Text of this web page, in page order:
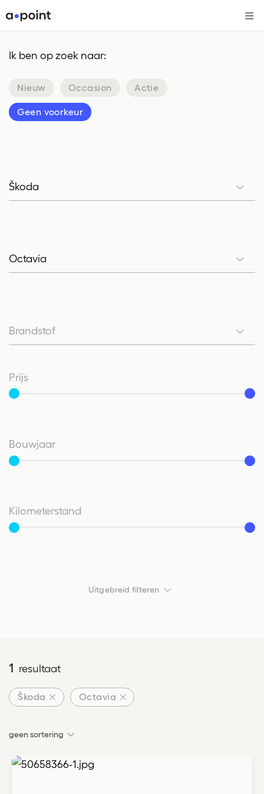
Ik ben op zoek naar:
Nieuw Occasion Actie
Geen voorkeur
Škoda
Merk
Octavia
Model
Brandstof
Brandstof
Prijs
Vanaf
Tot
Bouwjaar
Vanaf
Tot
Kilometerstand
Vanaf
Tot
Carrosserie
Uitgebreid filteren
1 resultaat
Škoda Octavia
geen sortering